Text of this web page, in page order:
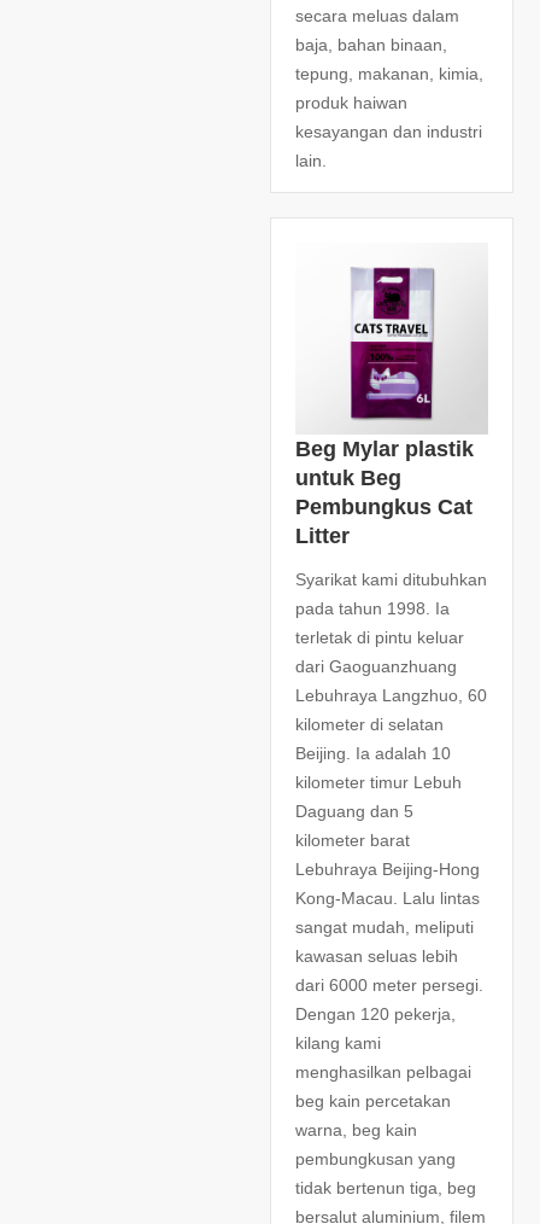
secara meluas dalam
baja, bahan binaan,
tepung, makanan, kimia,
produk haiwan
kesayangan dan industri
lain.
Beg Mylar plastik
untuk Beg
Pembungkus Cat
Litter
Syarikat kami ditubuhkan
pada tahun 1998. Ia
terletak di pintu keluar
dari Gaoguanzhuang
Lebuhraya Langzhuo, 60
kilometer di selatan
Beijing. Ia adalah 10
kilometer timur Lebuh
Daguang dan 5
kilometer barat
Lebuhraya Beijing-Hong
Kong-Macau. Lalu lintas
sangat mudah, meliputi
kawasan seluas lebih
dari 6000 meter persegi.
Dengan 120 pekerja,
kilang kami
menghasilkan pelbagai
beg kain percetakan
warna, beg kain
pembungkusan yang
tidak bertenun tiga, beg
bersalut aluminium, filem